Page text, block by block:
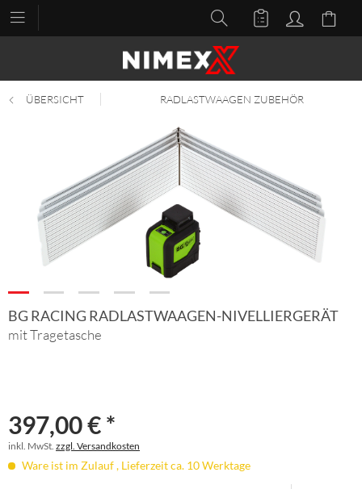
ÜBERSICHT RADLASTWAAGEN ZUBEHÖR
BG RACING RADLASTWAAGEN-NIVELLIERGERÄT
mit Tragetasche
397,00 € *
inkl. MwSt. zzgl. Versandkosten
Ware ist im Zulauf , Lieferzeit ca. 10 Werktage